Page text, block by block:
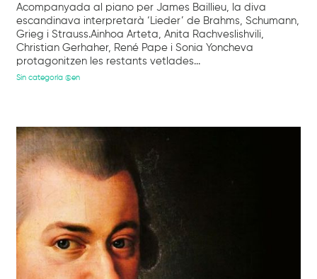
Acompanyada al piano per James Baillieu, la diva
escandinava interpretarà ‘Lieder’ de Brahms, Schumann,
Grieg i Strauss.Ainhoa Arteta, Anita Rachveslishvili,
Christian Gerhaher, René Pape i Sonia Yoncheva
protagonitzen les restants vetlades...
Sin categoría @en